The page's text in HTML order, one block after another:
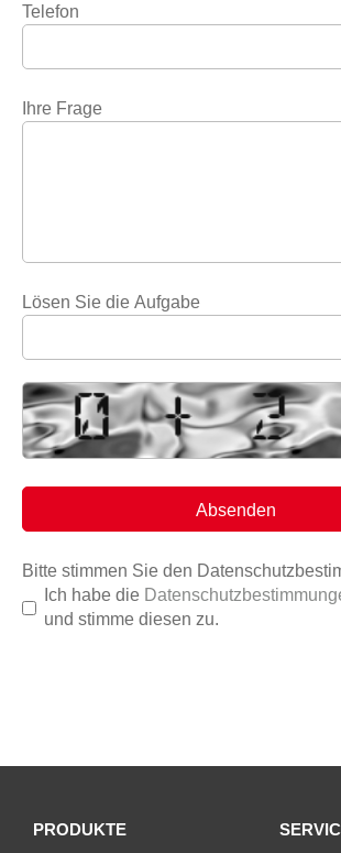
Telefon
Ihre Frage
Lösen Sie die Aufgabe
Bitte stimmen Sie den
Ich habe die
und stimme diesen zu.
PRODUKTE